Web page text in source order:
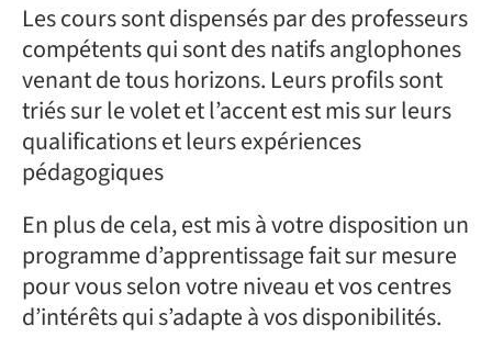
Les cours sont dispensés par des professeurs
compétents qui sont des natifs anglophones
venant de tous horizons. Leurs profils sont
triés sur le volet et l’accent est mis sur leurs
qualifications et leurs expériences
pédagogiques
En plus de cela, est mis à votre disposition un
programme d’apprentissage fait sur mesure
pour vous selon votre niveau et vos centres
d’intérêts qui s’adapte à vos disponibilités.